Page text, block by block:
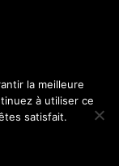
la meilleure
à utiliser ce
satisfait.